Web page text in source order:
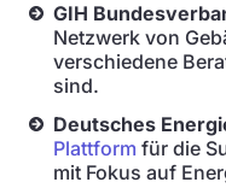
GIH
Netzwerk von
verschiedene
sind.
Deutsches
Plattform für die
mit Fokus auf